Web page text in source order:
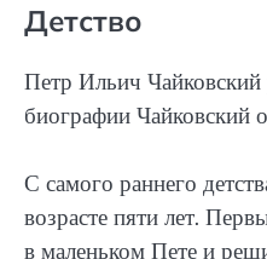
Детство
Петр Ильич Чайковский
биографии Чайковский
С самого раннего
возрасте пяти лет.
в маленьком Пете и